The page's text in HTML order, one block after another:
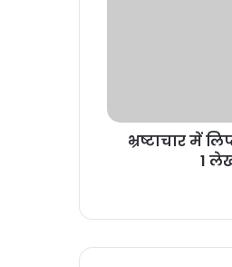
भ्रष्टाचार में
1